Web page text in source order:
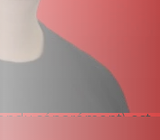
Recorder Connect
Connect,
Android, vous
plusieurs unités FR-
séparément) est